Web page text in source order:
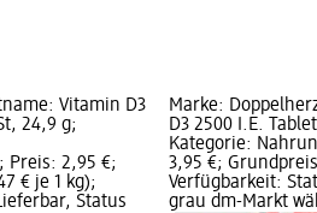
Vitamin D3
24,9 g;
Preis: 2,95 €;
€ je 1 kg);
Status
Marke:
D3 2500 I.E.
Kategorie:
3,95 €;
Verfügbarkeit:
grau dm-Markt